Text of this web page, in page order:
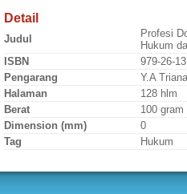
Detail
Judul
Profesi
Hukum
ISBN
979-26-
Pengarang
Y.A
Halaman
128 hlm
Berat
100 gram
Dimension (mm)
0
Tag
Hukum